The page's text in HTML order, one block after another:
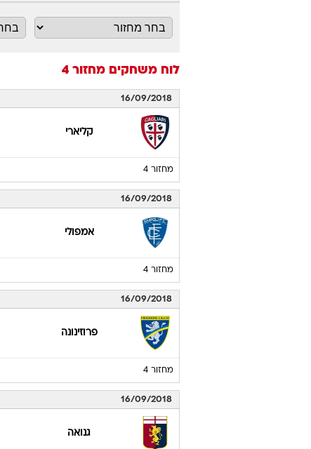
לוח משחקים מחזור 4
16/09/2018
קליארי
מחזור 4
16/09/2018
אמפולי
מחזור 4
16/09/2018
פרוזינונה
מחזור 4
16/09/2018
גנואה